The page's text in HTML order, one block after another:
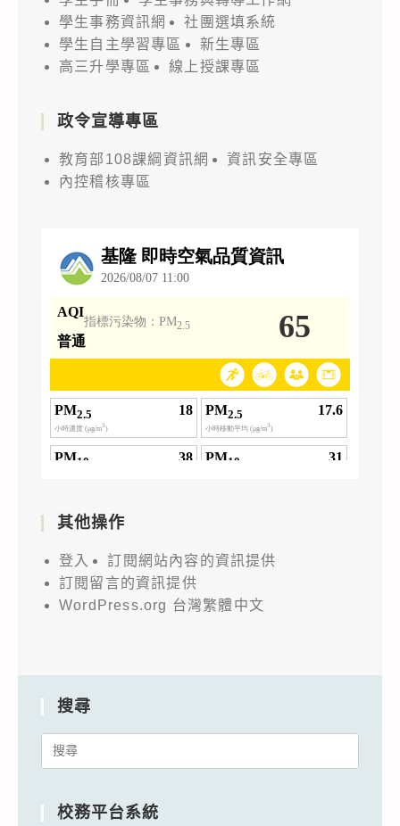
學生事務資訊網
社團選填系統
學生自主學習專區
新生專區
高三升學專區
線上授課專區
政令宣導專區
教育部108課綱資訊網
資訊安全專區
內控稽核專區
其他操作
登入
訂閱網站內容的資訊提供
訂閱留言的資訊提供
WordPress.org 台灣繁體中文
搜尋
Search
校務平台系統